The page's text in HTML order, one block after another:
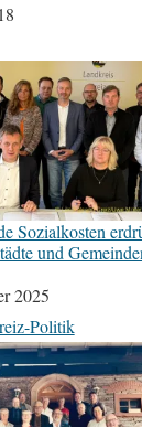
Sozialkosten
und
2025
Politik